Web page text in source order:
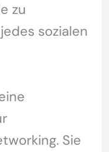
zu
sozialen
Sie